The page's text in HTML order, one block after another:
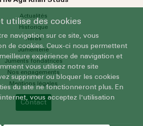
Actualités
Historique
Haras
Jumenterie
Juments fondatrices
Nos engagements
Mentions légales
Contact
utilise des cookies
navigation sur ce site, vous
de cookies. Ceux-ci nous permettent
expérience de navigation et
vous utilisez notre site
supprimer ou bloquer les cookies
du site ne fonctionneront plus. En
vous acceptez l'utilisation